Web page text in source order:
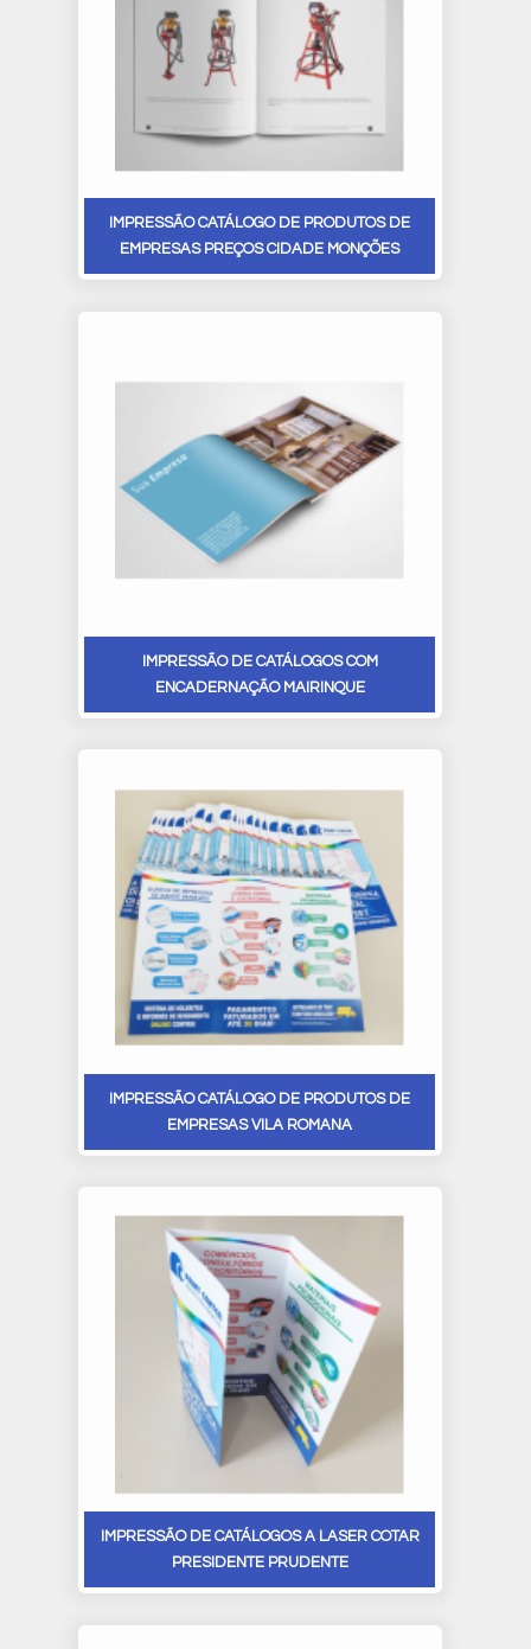
IMPRESSÃO CATÁLOGO DE PRODUTOS DE
EMPRESAS PREÇOS CIDADE MONÇÕES
IMPRESSÃO DE CATÁLOGOS COM
ENCADERNAÇÃO MAIRINQUE
IMPRESSÃO CATÁLOGO DE PRODUTOS DE
EMPRESAS VILA ROMANA
IMPRESSÃO DE CATÁLOGOS A LASER COTAR
PRESIDENTE PRUDENTE